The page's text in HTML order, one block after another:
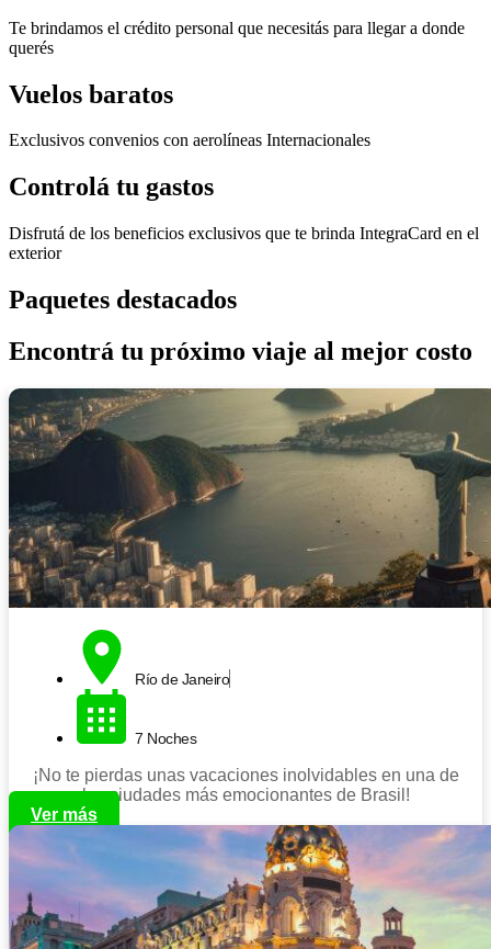
Te brindamos el crédito personal que necesitás para llegar a donde
querés
Vuelos baratos
Exclusivos convenios con aerolíneas Internacionales
Controlá tu gastos
Disfrutá de los beneficios exclusivos que te brinda IntegraCard en el
exterior
Paquetes destacados
Encontrá tu próximo viaje al mejor costo
Río de Janeiro
7 Noches
¡No te pierdas unas vacaciones inolvidables en una de
las ciudades más emocionantes de Brasil!
Ver más